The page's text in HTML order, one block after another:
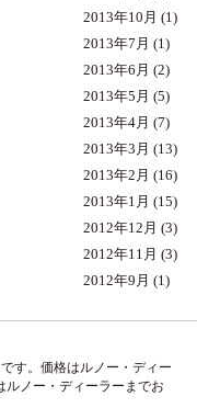
2013年10月 (1)
2013年7月 (1)
2013年6月 (2)
2013年5月 (5)
2013年4月 (7)
2013年3月 (13)
2013年2月 (16)
2013年1月 (15)
2012年12月 (3)
2012年11月 (3)
2012年9月 (1)
す。価格はルノー・ディー
ルノー・ディーラーまでお